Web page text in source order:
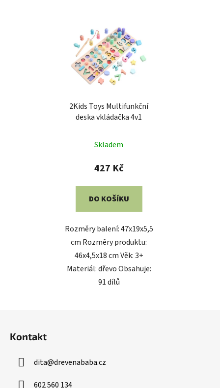
2Kids Toys Multifunkční
deska vkládačka 4v1
Skladem
427 Kč
DO KOŠÍKU
Rozměry balení: 47x19x5,5
cm Rozměry produktu:
46x4,5x18 cm Věk: 3+
Materiál: dřevo Obsahuje:
91 dílů
Kontakt
dita@drevenababa.cz
602 560 134